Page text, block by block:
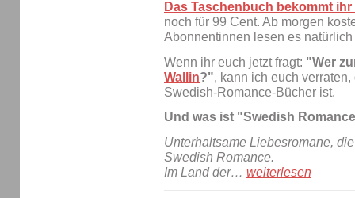
Das Taschenbuch bekommt ihr
noch für 99 Cent. Ab morgen
Abonnentinnen lesen es
Wenn ihr euch jetzt fragt: "Wer
Wallin?", kann ich euch
Swedish-Romance-Bücher ist.
Und was ist "Swedish
Unterhaltsame Liebesromane,
Swedish Romance.
Im Land der… weiterlesen